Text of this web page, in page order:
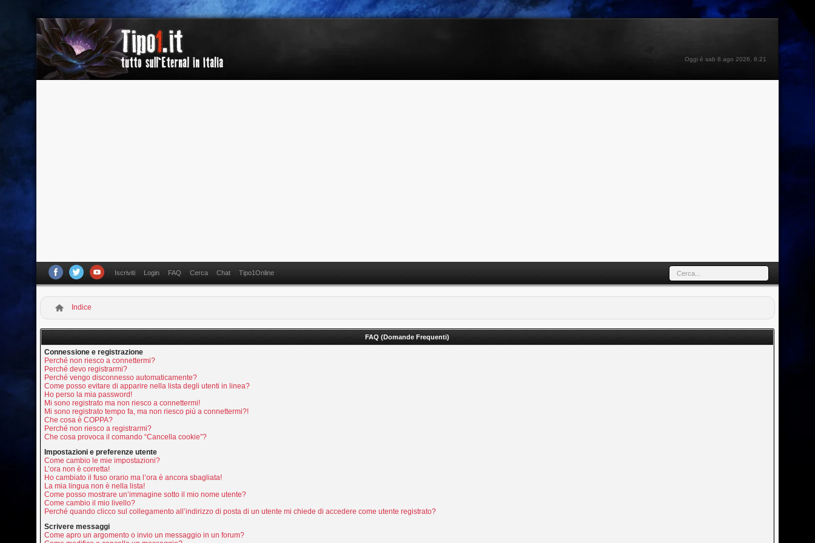
Oggi è sab 8 ago 2026, 6:21
Iscriviti Login FAQ Cerca Chat Tipo1Online
Indice
FAQ (Domande Frequenti)
Connessione e registrazione
Perché non riesco a connettermi?
Perché devo registrarmi?
Perché vengo disconnesso automaticamente?
Come posso evitare di apparire nella lista degli utenti in linea?
Ho perso la mia password!
Mi sono registrato ma non riesco a connettermi!
Mi sono registrato tempo fa, ma non riesco piú a connettermi?!
Che cosa è COPPA?
Perché non riesco a registrarmi?
Che cosa provoca il comando “Cancella cookie”?
Impostazioni e preferenze utente
Come cambio le mie impostazioni?
L’ora non è corretta!
Ho cambiato il fuso orario ma l’ora è ancora sbagliata!
La mia lingua non è nella lista!
Come posso mostrare un’immagine sotto il mio nome utente?
Come cambio il mio livello?
Perché quando clicco sul collegamento all’indirizzo di posta di un utente mi chiede di accedere come utente registrato?
Scrivere messaggi
Come apro un argomento o invio un messaggio in un forum?